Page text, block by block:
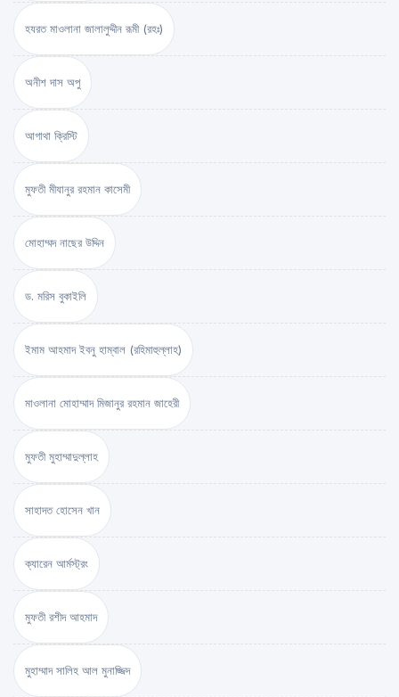
হযরত মাওলানা জালালুদ্দীন রূমী (রহঃ)
অনীশ দাস অপু
আগাথা ক্রিস্টি
মুফতী মীযানুর রহমান কাসেমী
মোহাম্মদ নাছের উদ্দিন
ড. মরিস বুকাইলি
ইমাম আহমাদ ইবনু হাম্বাল (রহিমাহুল্লাহ)
মাওলানা মোহাম্মাদ মিজানুর রহমান জাহেরী
মুফতী মুহাম্মাদুল্লাহ
সাহাদত হোসেন খান
ক্যারেন আর্মস্ট্রং
মুফতী রশীদ আহমাদ
মুহাম্মাদ সালিহ আল মুনাজ্জিদ